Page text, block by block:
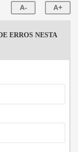
A- A+
ERROS NESTA